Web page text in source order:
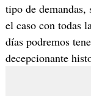
tipo de demandas,
el caso con todas
días podremos
decepcionante